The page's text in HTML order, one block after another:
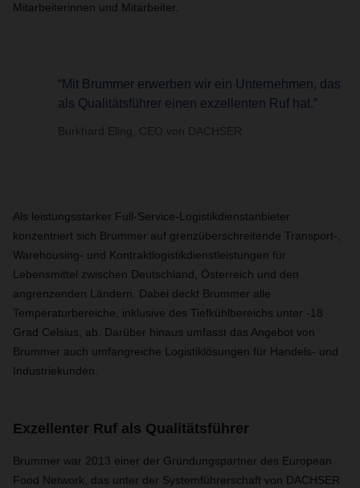
Mitarbeiterinnen und Mitarbeiter.
“Mit Brummer erwerben wir ein Unternehmen, das
als Qualitätsführer einen exzellenten Ruf hat.”
Burkhard Eling, CEO von DACHSER
Als leistungsstarker Full-Service-Logistikdienstanbieter
konzentriert sich Brummer auf grenzüberschreitende Transport-,
Warehousing- und Kontraktlogistikdienstleistungen für
Lebensmittel zwischen Deutschland, Österreich und den
angrenzenden Ländern. Dabei deckt Brummer alle
Temperaturbereiche, inklusive des Tiefkühlbereichs unter -18
Grad Celsius, ab. Darüber hinaus umfasst das Angebot von
Brummer auch umfangreiche Logistiklösungen für Handels- und
Industriekunden.
Exzellenter Ruf als Qualitätsführer
Brummer war 2013 einer der Gründungspartner des European
Food Network, das unter der Systemführerschaft von DACHSER